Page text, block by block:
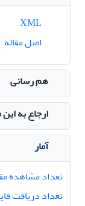
اصل مقاله
هم رسانی
ارجاع به این
آمار
تعداد مشاهده
تعداد دریافت